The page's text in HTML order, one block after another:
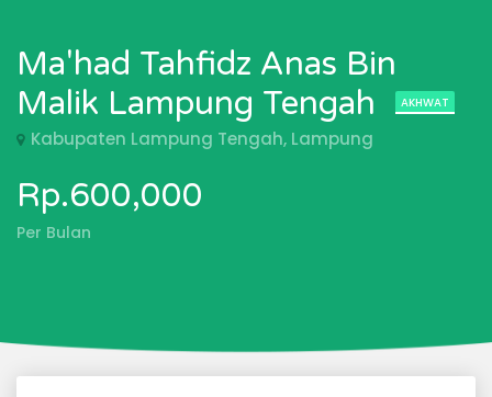
Ma'had Tahfidz Anas Bin
Malik Lampung Tengah
AKHWAT
Kabupaten Lampung Tengah, Lampung
Rp.600,000
Per Bulan